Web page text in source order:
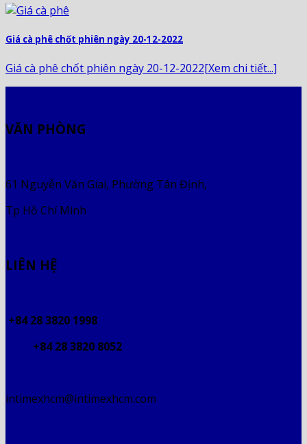
Giá cà phê chốt phiên ngày 20-12-2022
Giá cà phê chốt phiên ngày 20-12-2022[Xem chi tiết...]
VĂN PHÒNG
61 Nguyễn Văn Giai, Phường Tân Định,
Tp Hồ Chí Minh
LIÊN HỆ
+84 28 3820 1998
+84 28 3820 8052
intimexhcm@intimexhcm.com